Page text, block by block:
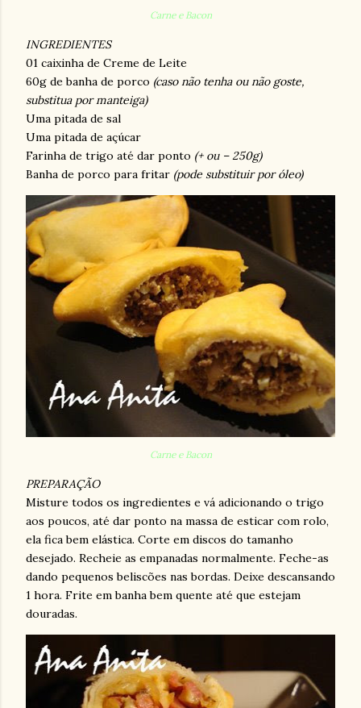
Carne e Bacon
INGREDIENTES
01 caixinha de Creme de Leite
60g de banha de porco (caso não tenha ou não goste,
substitua por manteiga)
Uma pitada de sal
Uma pitada de açúcar
Farinha de trigo até dar ponto (+ ou – 250g)
Banha de porco para fritar (pode substituir por óleo)
Carne e Bacon
PREPARAÇÃO
Misture todos os ingredientes e vá adicionando o trigo
aos poucos, até dar ponto na massa de esticar com rolo,
ela fica bem elástica. Corte em discos do tamanho
desejado. Recheie as empanadas normalmente. Feche-as
dando pequenos beliscões nas bordas. Deixe descansando
1 hora. Frite em banha bem quente até que estejam
douradas.